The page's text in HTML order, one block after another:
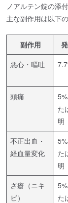
ノアルテン錠の添
主な副作用は以下
副作用
悪心・嘔吐
頭痛
た
明
不正出血・
経血量変化
た
明
ざ瘡（ニキ
ビ）
た